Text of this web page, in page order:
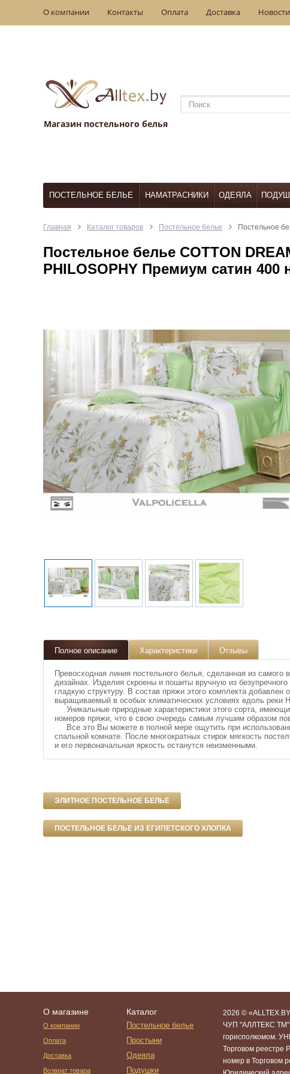
О компании Контакты Оплата Доставка
Магазин постельного белья
ПОСТЕЛЬНОЕ БЕЛЬЕ НАМАТРАСНИКИ ОДЕЯЛА
Главная Каталог товаров Постельное белье Постельное
Постельное белье COTTON
PHILOSOPHY Премиум сатин 400
Полное описание Характеристики Отзывы
Превосходная линия постельного белья, сделанная из
дизайнах. Изделия скроены и пошиты вручную из
гладкую структуру. В состав пряжи этого комплекта добавлен
выращиваемый в особых климатических условиях вдоль реки
Уникальные природные характеристики этого сорта,
номеров пряжи, что в свою очередь самым лучшим образом
Все это Вы можете в полной мере ощутить при
спальной комнате. После многократных стирок мягкость
и его первоначальная яркость останутся неизменными.
ЭЛИТНОЕ ПОСТЕЛЬНОЕ БЕЛЬЕ
ПОСТЕЛЬНОЕ БЕЛЬЕ ИЗ ЕГИПЕТСКОГО ХЛОПКА
О магазине
О компании
Оплата
Доставка
Возврат товара
Каталог
Постельное белье
Простыни
Одеяла
Подушки
2026 ©
ЧУП "АЛЛТЕКС ТМ"
горисполкомом.
Торговом реестре
номер в Торговом